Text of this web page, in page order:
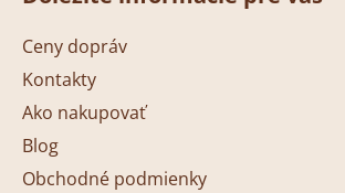
a
Ceny dopráv
Kontakty
Ako nakupovať
Blog
Obchodné podmienky